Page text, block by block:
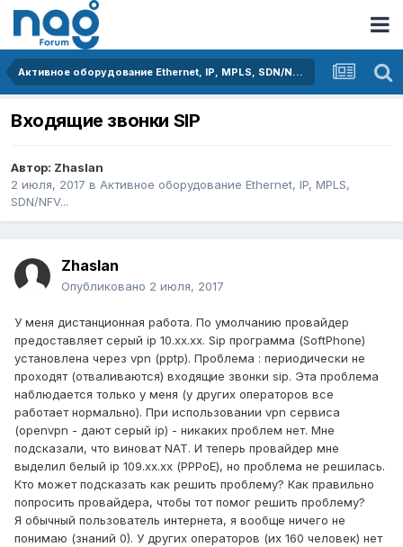
Активное оборудование Ethernet, IP, MPLS, SDN/NFV...
Входящие звонки SIP
Автор: Zhaslan
2 июля, 2017 в Активное оборудование Ethernet, IP, MPLS,
SDN/NFV...
Zhaslan
Опубликовано 2 июля, 2017
У меня дистанционная работа. По умолчанию провайдер
предоставляет серый ip 10.хх.хх. Sip программа (SoftPhone)
установлена через vpn (pptp). Проблема : периодически не
проходят (отваливаются) входящие звонки sip. Эта проблема
наблюдается только у меня (у других операторов все
работает нормально). При использовании vpn сервиса
(openvpn - дают серый ip) - никаких проблем нет. Мне
подсказали, что виноват NAT. И теперь провайдер мне
выделил белый ip 109.хх.хх (PPPoE), но проблема не решилась.
Кто может подсказать как решить проблему? Как правильно
попросить провайдера, чтобы тот помог решить проблему?
Я обычный пользователь интернета, я вообще ничего не
понимаю (знаний 0). У других операторов (их 160 человек) нет